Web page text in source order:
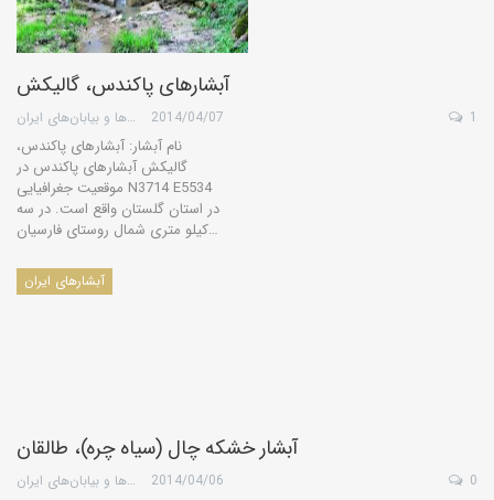
آبشارهای پاکندس، گالیکش
گروه کویرها و بیابان‌های ایران 2014/04/07 1
نام آبشار: آبشارهای پاکندس،
گالیکش آبشارهای پاکندس در
موقعیت جغرافیایی N3714 E5534
در استان گلستان واقع است. در سه
کیلو متری شمال روستای فارسیان…
آبشارهای ایران
آبشار خشکه چال (سیاه چره)، طالقان
گروه کویرها و بیابان‌های ایران 2014/04/06 0